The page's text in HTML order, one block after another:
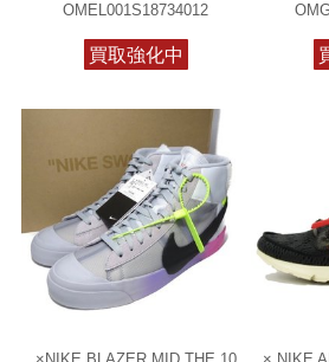
OMEL001S18734012
買取強化中